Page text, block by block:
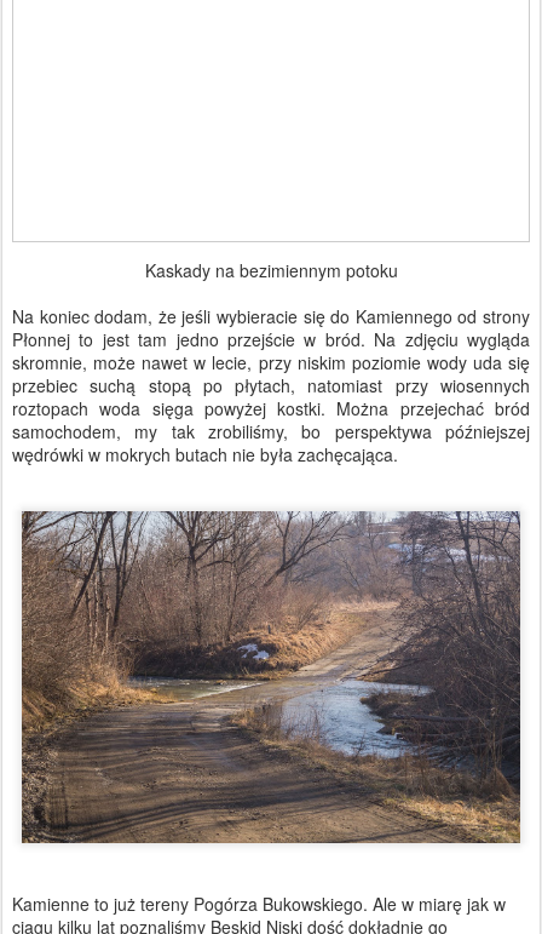
Kaskady na bezimiennym potoku
Na koniec dodam, że jeśli wybieracie się do Kamiennego od strony
Płonnej to jest tam jedno przejście w bród. Na zdjęciu wygląda
skromnie, może nawet w lecie, przy niskim poziomie wody uda się
przebiec suchą stopą po płytach, natomiast przy wiosennych
roztopach woda sięga powyżej kostki. Można przejechać bród
samochodem, my tak zrobiliśmy, bo perspektywa późniejszej
wędrówki w mokrych butach nie była zachęcająca.
Kamienne to już tereny Pogórza Bukowskiego. Ale w miarę jak w
ciągu kilku lat poznaliśmy Beskid Niski dość dokładnie go